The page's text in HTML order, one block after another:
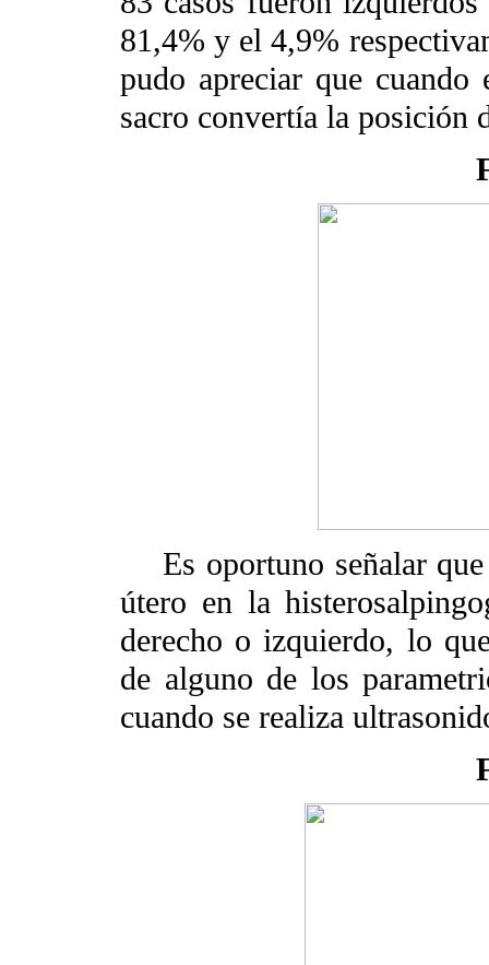
81,4% y el 4,9%
pudo apreciar que
sacro convertía la posición
Es oportuno señalar que
útero en la
derecho o izquierdo, lo
de alguno de los
cuando se realiza